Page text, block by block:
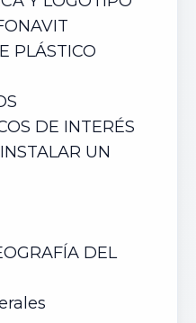
PLÁSTICO
DE INTERÉS
UN
DEL